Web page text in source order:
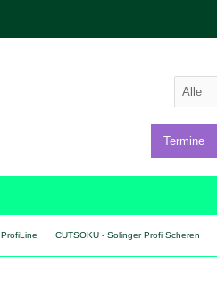
Termine
ProfiLine CUTSOKU - Solinger Profi Scheren